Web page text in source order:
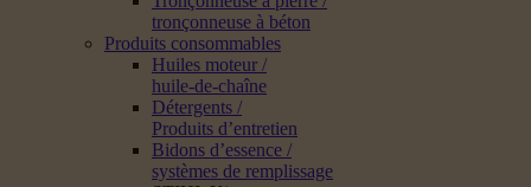
tronçonneuse à béton
Produits consommables
Huiles moteur /
huile-de-chaîne
Détergents /
Produits d’entretien
Bidons d’essence /
systèmes de remplissage